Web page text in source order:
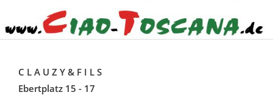
C L A U Z Y & F I L S
Ebertplatz 15 - 17